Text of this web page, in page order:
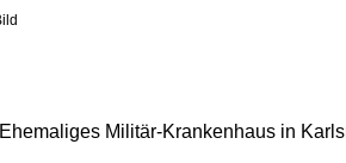
Ehemaliges Militär-Krankenhaus in